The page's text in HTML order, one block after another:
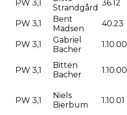
PW 3,1
Strandgård
36.12
PW 3,1
Bent
Madsen
40.23
PW 3,1
Gabriel
Bacher
1.10.00
PW 3,1
Bitten
Bacher
1.10.00
PW 3,1
Niels
Bierbum
1.10.01